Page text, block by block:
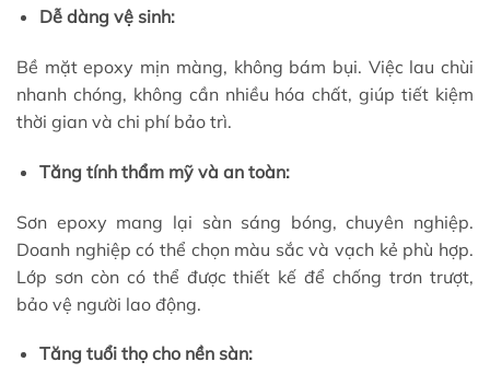
Dễ dàng vệ sinh:
Bề mặt epoxy mịn màng, không bám bụi. Việc lau chùi
nhanh chóng, không cần nhiều hóa chất, giúp tiết kiệm
thời gian và chi phí bảo trì.
Tăng tính thẩm mỹ và an toàn:
Sơn epoxy mang lại sàn sáng bóng, chuyên nghiệp.
Doanh nghiệp có thể chọn màu sắc và vạch kẻ phù hợp.
Lớp sơn còn có thể được thiết kế để chống trơn trượt,
bảo vệ người lao động.
Tăng tuổi thọ cho nền sàn: